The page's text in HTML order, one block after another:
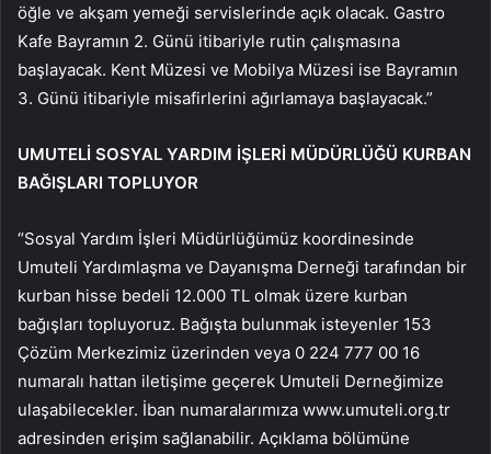
öğle ve akşam yemeği servislerinde açık olacak. Gastro
Kafe Bayramın 2. Günü itibariyle rutin çalışmasına
başlayacak. Kent Müzesi ve Mobilya Müzesi ise Bayramın
3. Günü itibariyle misafirlerini ağırlamaya başlayacak.”
UMUTELİ SOSYAL YARDIM İŞLERİ MÜDÜRLÜĞÜ KURBAN
BAĞIŞLARI TOPLUYOR
“Sosyal Yardım İşleri Müdürlüğümüz koordinesinde
Umuteli Yardımlaşma ve Dayanışma Derneği tarafından bir
kurban hisse bedeli 12.000 TL olmak üzere kurban
bağışları topluyoruz. Bağışta bulunmak isteyenler 153
Çözüm Merkezimiz üzerinden veya 0 224 777 00 16
numaralı hattan iletişime geçerek Umuteli Derneğimize
ulaşabilecekler. İban numaralarımıza www.umuteli.org.tr
adresinden erişim sağlanabilir. Açıklama bölümüne